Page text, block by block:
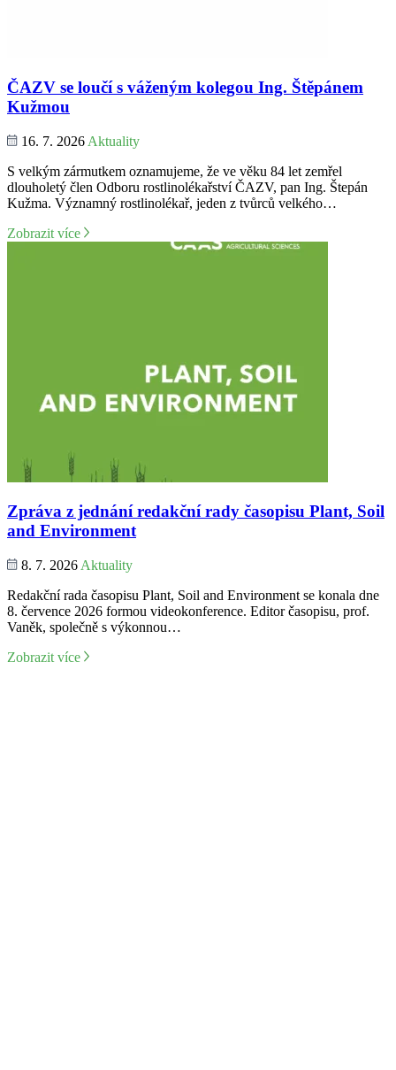
ČAZV se loučí s váženým kolegou Ing. Štěpánem
Kužmou
16. 7. 2026 Aktuality
S velkým zármutkem oznamujeme, že ve věku 84 let zemřel
dlouholetý člen Odboru rostlinolékařství ČAZV, pan Ing. Štepán
Kužma. Významný rostlinolékař, jeden z tvůrců velkého…
Zobrazit více
Zpráva z jednání redakční rady časopisu Plant, Soil
and Environment
8. 7. 2026 Aktuality
Redakční rada časopisu Plant, Soil and Environment se konala dne
8. července 2026 formou videokonference. Editor časopisu, prof.
Vaněk, společně s výkonnou…
Zobrazit více